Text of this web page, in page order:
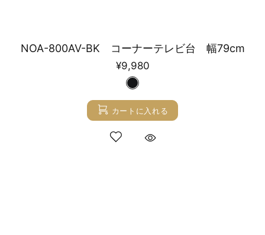
NOA-800AV-BK コーナーテレビ台 幅79cm
¥9,980
カートに入れる